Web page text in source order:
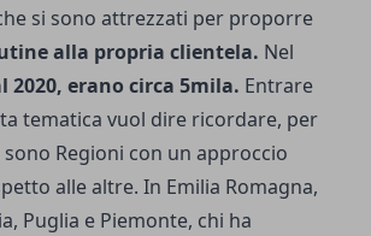
si sono attrezzati per proporre
alla propria clientela. Nel
2020, erano circa 5mila. Entrare
tematica vuol dire ricordare, per
sono Regioni con un approccio
alle altre. In Emilia Romagna,
Puglia e Piemonte, chi ha